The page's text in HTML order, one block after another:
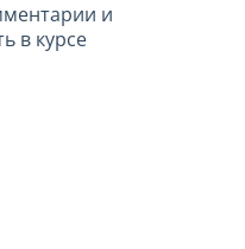
и
в курсе